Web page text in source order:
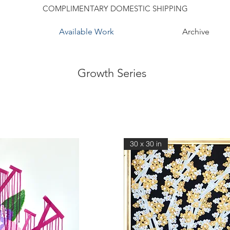
COMPLIMENTARY DOMESTIC SHIPPING
Available Work Archive
Growth Series
30 x 30 in